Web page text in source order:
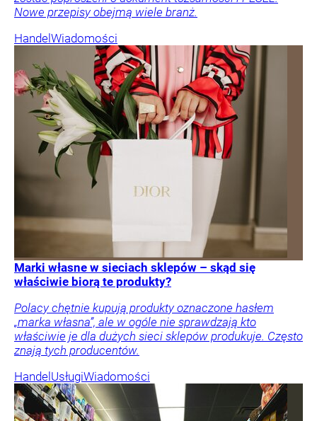
Nowe przepisy obejmą wiele branż.
HandelWiadomości
Marki własne w sieciach sklepów – skąd się
właściwie biorą te produkty?
Polacy chętnie kupują produkty oznaczone hasłem
„marka własna”, ale w ogóle nie sprawdzają kto
właściwie je dla dużych sieci sklepów produkuje. Często
znają tych producentów.
HandelUsługiWiadomości